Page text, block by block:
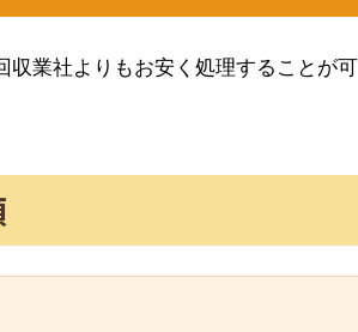
業社よりもお安く処理することが可